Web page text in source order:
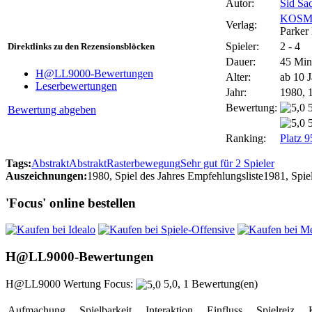
Direktlinks zu den Rezensionsblöcken
H@LL9000-Bewertungen
Leserbewertungen
Bewertung abgeben
Autor:
Sid
Verlag:
Parker
Spieler:
2 - 4
Dauer:
45
Alter:
ab 10
Jahr:
1980,
Bewertung:
Ranking:
Platz
Tags:AbstraktAbstraktRasterbewegungSehr gut für 2 Spieler
Auszeichnungen:1980, Spiel des Jahres Empfehlungsliste1981,
'Focus' online bestellen
H@LL9000-Bewertungen
H@LL9000 Wertung Focus: 5,0, 1 Bewertung(en)